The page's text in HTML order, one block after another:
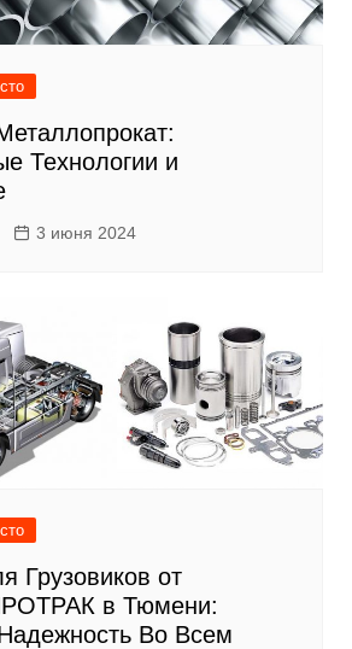
Технологии и
3 июня 2024
Грузовиков от
в Тюмени:
Во Всем